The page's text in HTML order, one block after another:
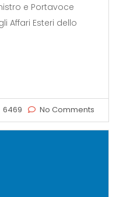
e Portavoce
Affari Esteri dello
6469 No Comments